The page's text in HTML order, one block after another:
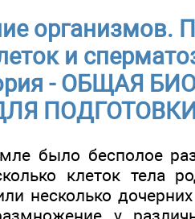
организмов.
и
- ОБЩАЯ
было бесполое
клеток тела
несколько